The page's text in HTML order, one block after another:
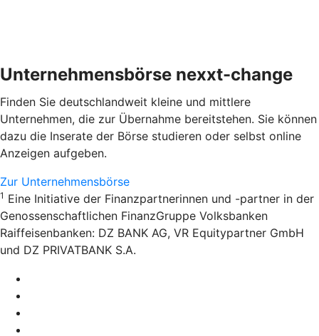
Unternehmensbörse nexxt-change
Finden Sie deutschlandweit kleine und mittlere
Unternehmen, die zur Übernahme bereitstehen. Sie können
dazu die Inserate der Börse studieren oder selbst online
Anzeigen aufgeben.
Zur Unternehmensbörse
1 Eine Initiative der Finanzpartnerinnen und -partner in der
Genossenschaftlichen FinanzGruppe Volksbanken
Raiffeisenbanken: DZ BANK AG, VR Equitypartner GmbH
und DZ PRIVATBANK S.A.